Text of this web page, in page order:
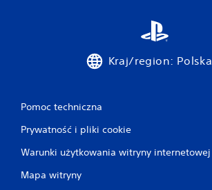
Kraj/region: Polska
Pomoc techniczna
Prywatność i pliki cookie
Warunki użytkowania witryny internetowej
Mapa witryny